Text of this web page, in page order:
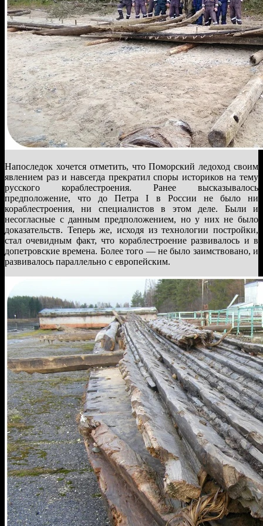
Напоследок хочется отметить, что Поморский ледоход своим
явлением раз и навсегда прекратил споры историков на тему
русского кораблестроения. Ранее высказывалось
предположение, что до Петра I в России не было ни
кораблестроения, ни специалистов в этом деле. Были и
несогласные с данным предположением, но у них не было
доказательств. Теперь же, исходя из технологии постройки,
стал очевидным факт, что кораблестроение развивалось и в
допетровские времена. Более того — не было заимствовано, и
развивалось параллельно с европейским.